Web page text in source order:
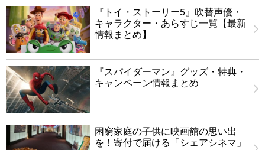
『トイ・ストーリー5』吹替声優・
キャラクター・あらすじ一覧【最新
情報まとめ】
『スパイダーマン』グッズ・特典・
キャンペーン情報まとめ
困窮家庭の子供に映画館の思い出
を！寄付で届ける「シェアシネマ」